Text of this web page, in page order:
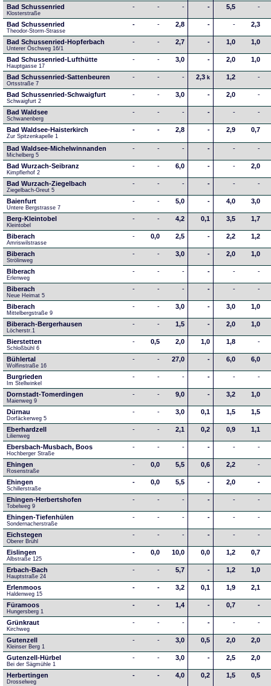
Bad Schussenried
Klosterstraße
- - - - 5,5 -
Bad Schussenried
Theodor-Storm-Strasse
- - 2,8 - - 2,3
Bad Schussenried-Hopferbach
Unterer Öschweg 16/1
- - 2,7 - 1,0 1,0
Bad Schussenried-Lufthütte
Hauptgasse 17
- - 3,0 - 2,0 1,0
Bad Schussenried-Sattenbeuren
Ortsstraße 7
- - - 2,3 k 1,2 -
Bad Schussenried-Schwaigfurt
Schwaigfurt 2
- - 3,0 - 2,0 -
Bad Waldsee
Schwanenberg
- - - - - -
Bad Waldsee-Haisterkirch
Zur Spitzenkapelle 1
- - 2,8 - 2,9 0,7
Bad Waldsee-Michelwinnanden
Michelberg 5
- - - - - -
Bad Wurzach-Seibranz
Kimpflerhof 2
- - 6,0 - - 2,0
Bad Wurzach-Ziegelbach
Ziegelbach-Greut 5
- - - - - -
Baienfurt
Untere Bergstrasse 7
- - 5,0 - 4,0 3,0
Berg-Kleintobel
Kleintobel
- - 4,2 0,1 3,5 1,7
Biberach
Amriswilstrasse
- 0,0 2,5 - 2,2 1,2
Biberach
Strölinweg
- - 3,0 - 2,0 1,0
Biberach
Erlenweg
- - - - - -
Biberach
Neue Heimat 5
- - - - - -
Biberach
Mittelbergstraße 9
- - 3,0 - 3,0 1,0
Biberach-Bergerhausen
Löcherstr.1
- - 1,5 - 2,0 1,0
Bierstetten
Schloßbühl 6
- 0,5 2,0 1,0 1,8 -
Bühlertal
Wolfinstraße 16
- - 27,0 - 6,0 6,0
Burgrieden
Im Stellwinkel
- - - - - -
Dornstadt-Tomerdingen
Maienweg 9
- - 9,0 - 3,2 1,0
Dürnau
Dorfäckerweg 5
- - 3,0 0,1 1,5 1,5
Eberhardzell
Lilienweg
- - 2,1 0,2 0,9 1,1
Ebersbach-Musbach, Boos
Hochberger Straße
- - - - - -
Ehingen
Rosenstraße
- 0,0 5,5 0,6 2,2 -
Ehingen
Schillerstraße
- 0,0 5,5 - 2,0 -
Ehingen-Herbertshofen
Tobelweg 9
- - - - - -
Ehingen-Tiefenhülen
Sondernacherstraße
- - - - - -
Eichstegen
Oberer Brühl
- - - - - -
Eislingen
Albstraße 125
- 0,0 10,0 0,0 1,2 0,7
Erbach-Bach
Hauptstraße 24
- - 5,7 - 1,2 1,0
Erlenmoos
Haldenweg 15
- - 3,2 0,1 1,9 2,1
Füramoos
Hungersberg 1
- - 1,4 - 0,7 -
Grünkraut
Kirchweg
- - - - - -
Gutenzell
Kleinser Berg 1
- - 3,0 0,5 2,0 2,0
Gutenzell-Hürbel
Bei der Sägmühle 1
- - 3,0 - 2,5 2,0
Herbertingen
Drosselweg
- - 4,0 0,2 1,5 0,5